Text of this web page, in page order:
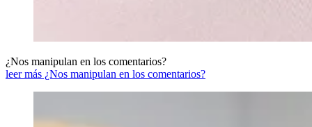
¿Nos manipulan en los comentarios?
leer más ¿Nos manipulan en los comentarios?